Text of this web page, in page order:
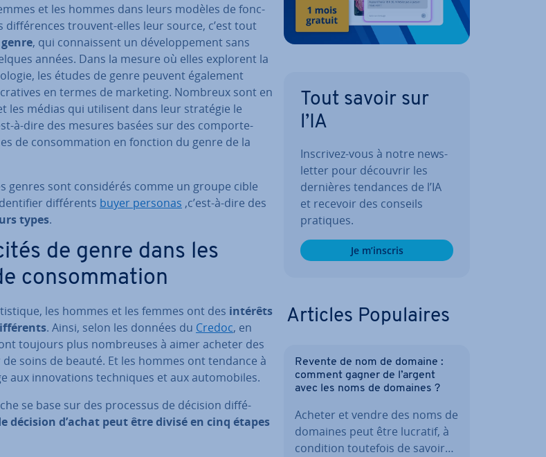
et les hommes dans leurs modèles de fonc­
dif­fé­rences trouvent-elles leur source, c’est tout
, qui con­nais­sent un dé­ve­lop­pe­ment sans
années. Dans la mesure où elles explorent la
les études de genre peuvent également
en termes de marketing. Nombreux sont en
les médias qui utilisent dans leur stratégie le
à-dire des mesures basées sur des com­por­te­
de con­som­ma­tion en fonction du genre de la
genres sont con­si­dé­rés comme un groupe cible
dif­fé­rents buyer personas ,c’est-à-dire des
types.
de genre dans les
con­som­ma­tion
les hommes et les femmes ont des intérêts
. Ainsi, selon les données du Credoc, en
toujours plus nom­breuses à aimer acheter des
soins de beauté. Et les hommes ont tendance à
aux in­no­va­tions tech­niques et aux au­to­mo­biles.
se base sur des processus de décision dif­fé­
décision d’achat peut être divisé en cinq étapes
Tout savoir sur
l’IA
Inscrivez-vous à notre news­
let­ter pour découvrir les
dernières tendances de l’IA
et recevoir des conseils
pratiques.
Je m’inscris
Articles Po­pu­laires
Revente de nom de domaine :
comment gagner de l’argent
avec les noms de domaines ?
Acheter et vendre des noms de
domaines peut être lucratif, à
condition toutefois de savoir…